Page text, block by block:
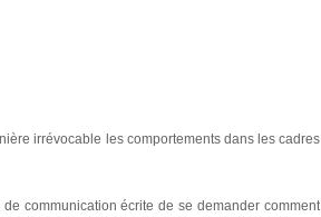
irrévocable les comportements dans les cadres
communication écrite de se demander comment